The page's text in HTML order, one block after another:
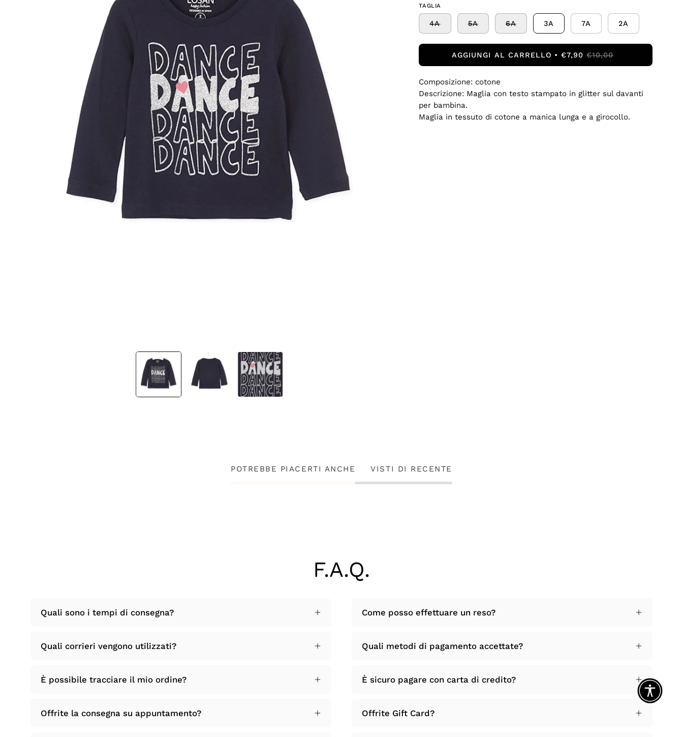
TAGLIA
4A 5A 6A 3A 7A 2A
AGGIUNGI AL CARRELLO €7,90 €10,00
Composizione: cotone
Descrizione: Maglia con testo stampato in glitter sul davanti
per bambina.
Maglia in tessuto di cotone a manica lunga e a girocollo.
POTREBBE PIACERTI ANCHE VISTI DI RECENTE
F.A.Q.
Quali sono i tempi di consegna?
Quali corrieri vengono utilizzati?
È possibile tracciare il mio ordine?
Offrite la consegna su appuntamento?
Come posso effettuare un reso?
Quali metodi di pagamento accettate?
È sicuro pagare con carta di credito?
Offrite Gift Card?